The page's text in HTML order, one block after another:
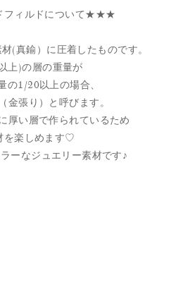
ィルドについて★★★
(真鍮）に圧着したものです。
上)の層の重量が
の1/20以上の場合、
金張り）と呼びます。
厚い層で作られているため
を楽しめます♡
ーなジュエリー素材です♪